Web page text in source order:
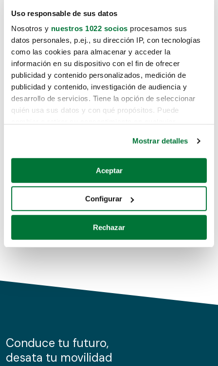
Uso responsable de sus datos
Nosotros y nuestros 1022 socios procesamos sus
datos personales, p.ej., su dirección IP, con tecnologías
como las cookies para almacenar y acceder la
información en su dispositivo con el fin de ofrecer
publicidad y contenido personalizados, medición de
publicidad y contenido, investigación de audiencia y
desarrollo de servicios. Tiene la opción de seleccionar
quién usa sus datos y con qué propósitos. Puede
Si lo permite, también quisiéramos:
Recopilar información sobre su ubicación geográfica
Identificar su dispositivo analizándolo activamente
para buscar características específicas (huellas
Obtenga más información sobre cómo se procesan sus
de cookies.
información sobre el uso que haga del sitio web con
nuestros partners de redes sociales, publicidad y análisis
Mostrar detalles
Aceptar
Configurar
Rechazar
Lo sentimos, no sabemos como
te hemos traido hasta aquí.
Pero puedes encontrar el coche que estás
buscando en alguno de estos enlaces:
Coches de segunda mano
Coches de km0
Conduce tu futuro,
desata tu movilidad